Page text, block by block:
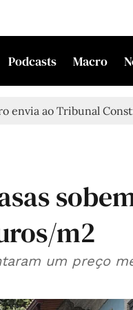
Podcasts Macro
envia ao Tribunal
m2
um preço